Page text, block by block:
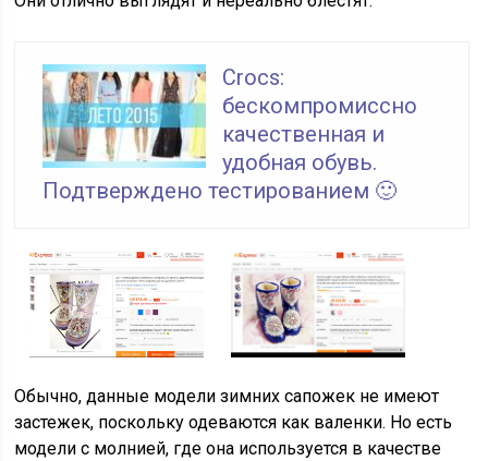
Crocs:
бескомпромиссно
качественная и
удобная обувь.
Подтверждено тестированием 🙂
Обычно, данные модели зимних сапожек не имеют
застежек, поскольку одеваются как валенки. Но есть
модели с молнией, где она используется в качестве